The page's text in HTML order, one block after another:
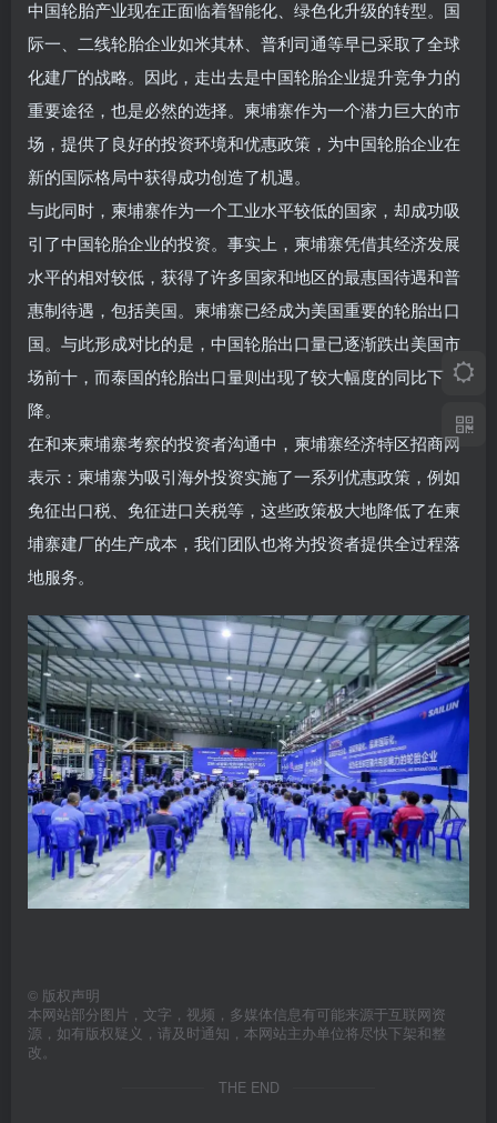
中国轮胎产业现在正面临着智能化、绿色化升级的转型。国
际一、二线轮胎企业如米其林、普利司通等早已采取了全球
化建厂的战略。因此，走出去是中国轮胎企业提升竞争力的
重要途径，也是必然的选择。柬埔寨作为一个潜力巨大的市
场，提供了良好的投资环境和优惠政策，为中国轮胎企业在
新的国际格局中获得成功创造了机遇。
与此同时，柬埔寨作为一个工业水平较低的国家，却成功吸
引了中国轮胎企业的投资。事实上，柬埔寨凭借其经济发展
水平的相对较低，获得了许多国家和地区的最惠国待遇和普
惠制待遇，包括美国。柬埔寨已经成为美国重要的轮胎出口
国。与此形成对比的是，中国轮胎出口量已逐渐跌出美国市
场前十，而泰国的轮胎出口量则出现了较大幅度的同比下
降。
在和来柬埔寨考察的投资者沟通中，柬埔寨经济特区招商网
表示：柬埔寨为吸引海外投资实施了一系列优惠政策，例如
免征出口税、免征进口关税等，这些政策极大地降低了在柬
埔寨建厂的生产成本，我们团队也将为投资者提供全过程落
地服务。
© 版权声明
本网站部分图片，文字，视频，多媒体信息有可能来源于互联网资
源，如有版权疑义，请及时通知，本网站主办单位将尽快下架和整
改。
THE END